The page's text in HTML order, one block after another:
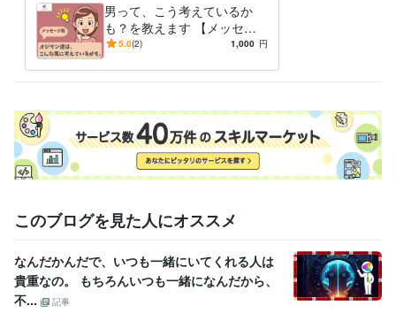
男って、こう考えているか
も？を教えます 【メッセー
ジ版】オジサンの取り扱い上
5.0(2) 1,000 円
このブログを見た人にオススメ
なんだかんだで、いつも一緒にいてくれる人は
貴重なの。 もちろんいつも一緒になんだから、
不...
記事